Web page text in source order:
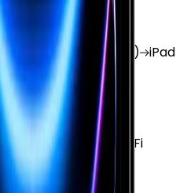
Nesil) iPad (9. Nesil) iPad
iPad Air (2. Nesil)
256 GB 12.4 inç Wi-Fi